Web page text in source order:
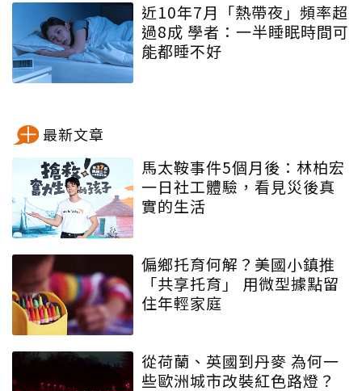
近10年7月「熱帶夜」頻率超
過8成 學者：一半睡眠時間可
能都睡不好
最新文章
馬太鞍事件5個月後：林柏宏
一日社工體驗，看見災後真
實的生活
偏鄉托育何解？美國小鎮推
「共享托育」 用微型據點留
住年輕家庭
從荷蘭、英國到丹麥 為何一
些歐洲城市改裝紅色路燈？